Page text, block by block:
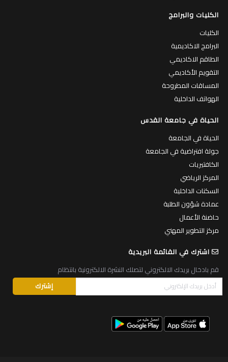
الكليات والبرامج
الكليات
البرامج الاكاديمية
الطاقم الاكاديمي
التقويم الأكاديمي
المساقات المطروحة
الهواتف الداخلية
الحياة في جامعة القدس
الحياة في الجامعة
جولة افتراضية في الجامعة
الكافتيريات
المركز الرياضي
السكنات الداخلية
عمادة شؤون الطلبة
حاضنة الأعمال
مركز التطوير المهني
اشترك في القائمة البريدية
قم بادخال بريدك الالكتروني لتصلك النشرة الالكترونية بانتظام